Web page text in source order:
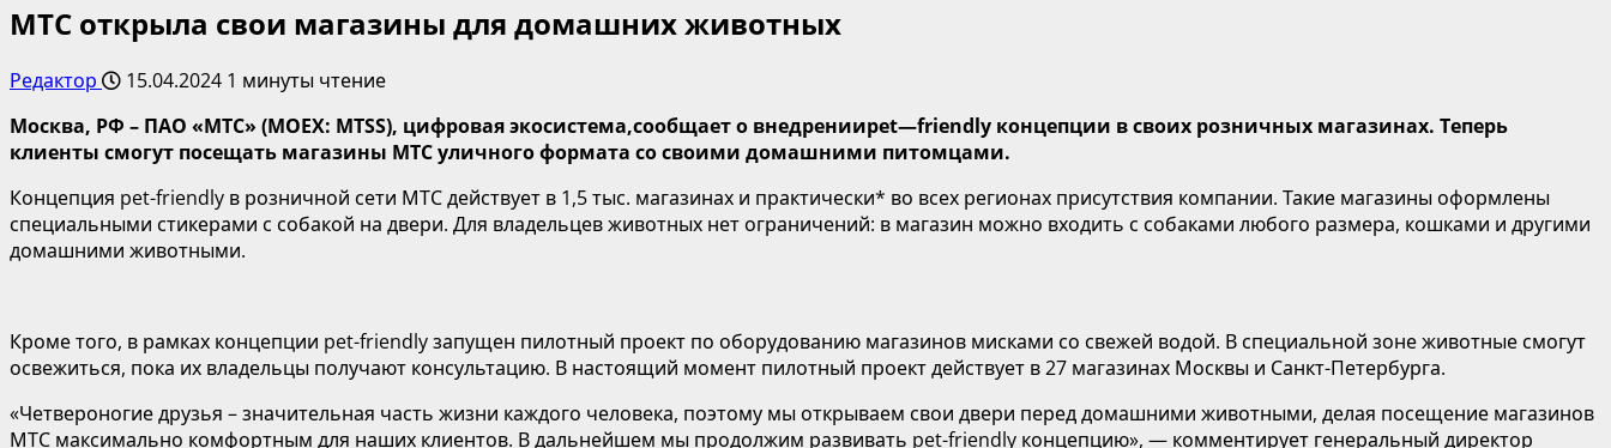
МТС открыла свои магазины для домашних животных
Редактор 15.04.2024 1 минуты чтение
Москва, РФ – ПАО «МТС» (MOEX: MTSS), цифровая экосистема,сообщает о внедренииpet—friendly концепции в своих розничных магазинах. Теперь
клиенты смогут посещать магазины МТСуличного формата со своими домашними питомцами.
Концепция pet-friendly в розничной сети МТС действует в 1,5 тыс. магазинах и практически* во всех регионах присутствия компании. Такие магазины оформлены
специальными стикерами с собакой на двери. Для владельцев животных нет ограничений: в магазин можно входить с собаками любого размера, кошками и другими
домашними животными.
Кроме того, в рамках концепции pet-friendly запущен пилотный проект по оборудованию магазинов мисками со свежей водой. В специальной зоне животные смогут
освежиться, пока их владельцы получают консультацию. В настоящий момент пилотный проект действует в 27 магазинах Москвы и Санкт-Петербурга.
«Четвероногие друзья – значительная часть жизни каждого человека, поэтому мы открываем свои двери перед домашними животными, делая посещение магазинов
МТС максимально комфортным для наших клиентов. В дальнейшем мы продолжим развивать pet-friendly концепцию», — комментирует генеральный директор